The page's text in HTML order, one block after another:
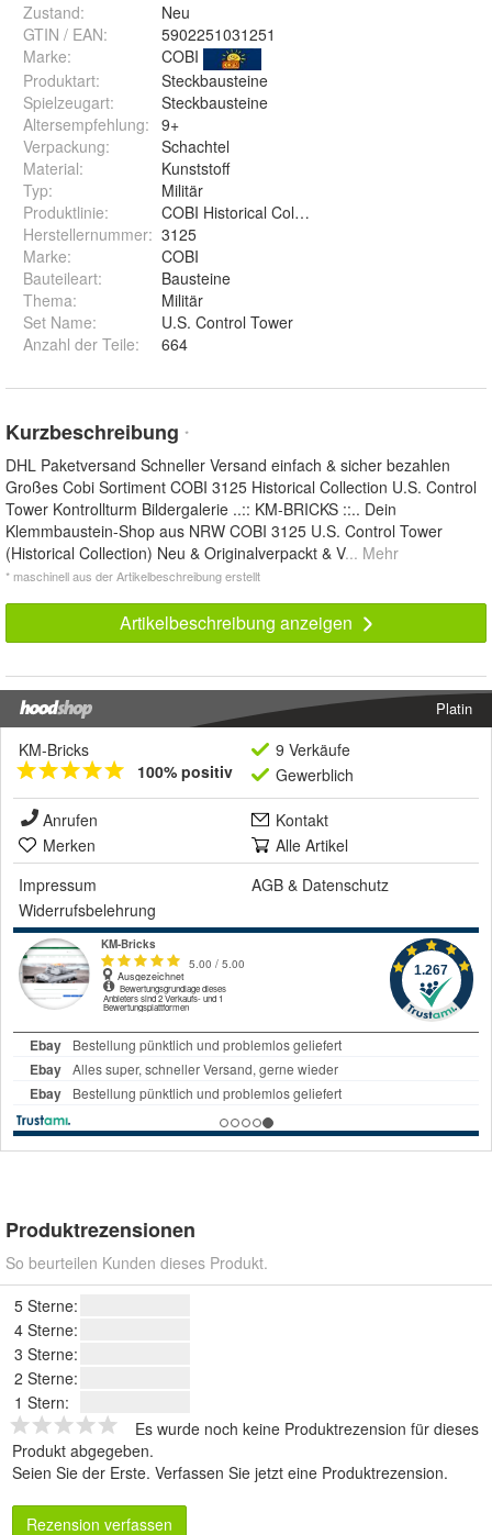
Zustand:
Neu
GTIN / EAN:
5902251031251
Marke:
COBI
Produktart:
Steckbausteine
Spielzeugart:
Steckbausteine
Altersempfehlung: 9+
Verpackung:
Schachtel
Material:
Kunststoff
Typ:
Militär
Produktlinie:
COBI Historical Collection
Herstellernummer: 3125
Marke:
COBI
Bauteileart:
Bausteine
Thema:
Militär
Set Name:
U.S. Control Tower
Anzahl der Teile: 664
Kurzbeschreibung *
DHL Paketversand Schneller Versand einfach & sicher bezahlen
Großes Cobi Sortiment COBI 3125 Historical Collection U.S. Control
Tower Kontrollturm Bildergalerie ..:: KM-BRICKS ::.. Dein
Klemmbaustein-Shop aus NRW COBI 3125 U.S. Control Tower
(Historical Collection) Neu & Originalverpackt & V... Mehr
* maschinell aus der Artikelbeschreibung erstellt
Artikelbeschreibung anzeigen
Platin
KM-Bricks
100% positiv
9 Verkäufe
Gewerblich
Anrufen
Kontakt
Merken
Alle Artikel
Impressum
AGB & Datenschutz
Widerrufsbelehrung
Produktrezensionen
So beurteilen Kunden dieses Produkt.
5 Sterne:
4 Sterne:
3 Sterne:
2 Sterne:
1 Stern:
Es wurde noch keine Produktrezension für dieses
Produkt abgegeben.
Seien Sie der Erste. Verfassen Sie jetzt eine Produktrezension.
Rezension verfassen